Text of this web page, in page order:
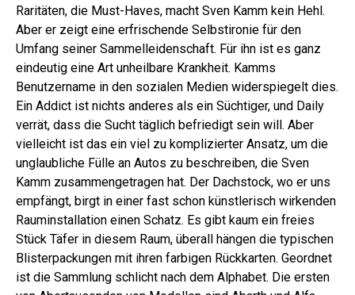
Raritäten, die Must-Haves, macht Sven Kamm kein Hehl.
Aber er zeigt eine erfrischende Selbstironie für den
Umfang seiner Sammelleidenschaft. Für ihn ist es ganz
eindeutig eine Art unheilbare Krankheit. Kamms
Benutzername in den sozialen Medien widerspiegelt dies.
Ein Addict ist nichts anderes als ein Süchtiger, und Daily
verrät, dass die Sucht täglich befriedigt sein will. Aber
vielleicht ist das ein viel zu komplizierter Ansatz, um die
unglaubliche Fülle an Autos zu beschreiben, die Sven
Kamm zusammengetragen hat. Der Dachstock, wo er uns
empfängt, birgt in einer fast schon künstlerisch wirkenden
Rauminstallation einen Schatz. Es gibt kaum ein freies
Stück Täfer in diesem Raum, überall hängen die typischen
Blisterpackungen mit ihren farbigen Rückkarten. Geordnet
ist die Sammlung schlicht nach dem Alphabet. Die ersten